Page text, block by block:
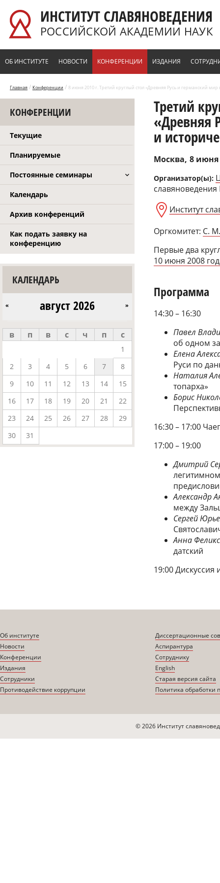
ИНСТИТУТ СЛАВЯНОВЕДЕНИЯ
РОССИЙСКОЙ АКАДЕМИИ НАУК
ОБ ИНСТИТУТЕ НОВОСТИ КОНФЕРЕНЦИИ ИЗДАНИЯ
Главная / Конференции / 8 июня 2010 г. Третий круглый стол «Древняя Русь и германский
КОНФЕРЕНЦИИ
Текущие
Планируемые
Постоянные семинары
Календарь
Архив конференций
Как подать заявку на
конференцию
КАЛЕНДАРЬ
август 2026
« »
в п в с ч п с
1
2
3 4 5 6 7
8
9
10 11 12 13 14
15
16
17 18 19 20 21
22
23
24 25 26 27 28
29
30
31
Третий
«Древняя
и
Москва 8 июня
Организатор(ы):
Институт
Оргкомитет: С.
Первые два
10 июня 2008
Программа
14:30 – 16:30
Павел
об одном
Елена
Руси по
Наталия
топарха»
Борис
16:30 – 17:00
17:00 – 19:00
Дмитрий
Александр
между
Сергей
Анна
датский
19:00 Дискуссия
Об институте
Новости
Конференции
Издания
Сотрудники
Противодействие коррупции
Диссертационные
Аспирантура
Сотруднику
English
Старая версия сайта
Политика обработки
© 2026 Институт